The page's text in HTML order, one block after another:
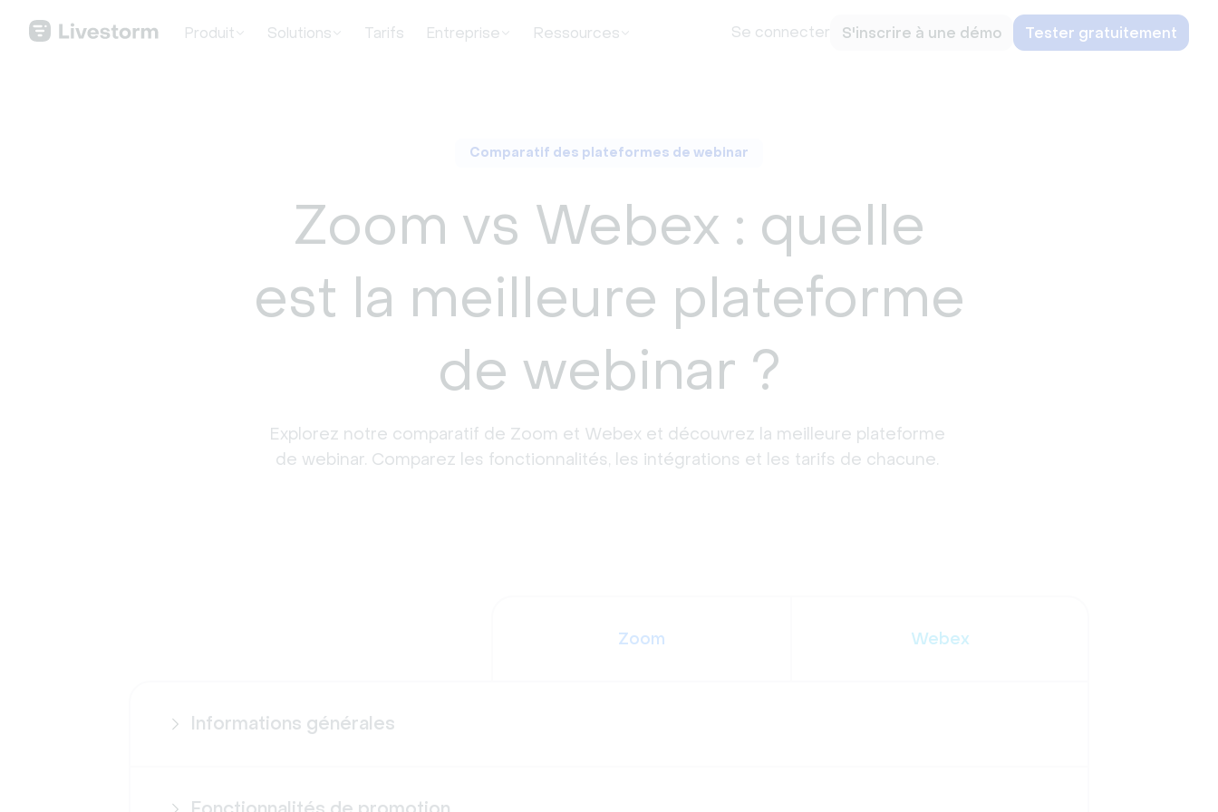
Produit Solutions Tarifs Entreprise Ressources Se connecter S'inscrire à une démo Tester gratuitement
Comparatif des plateformes de webinar
Zoom vs Webex : quelle
est la meilleure plateforme
de webinar ?
Explorez notre comparatif de Zoom et Webex et découvrez la meilleure plateforme
de webinar. Comparez les fonctionnalités, les intégrations et les tarifs de chacune.
Zoom Webex
Informations générales